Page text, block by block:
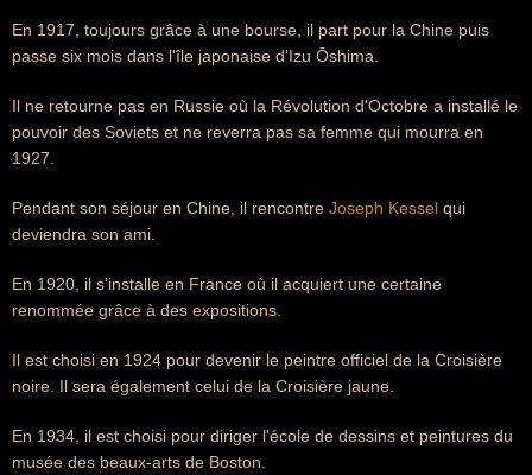
En 1917, toujours grâce à une bourse, il part pour la Chine puis
passe six mois dans l'île japonaise d'Izu Ōshima.
Il ne retourne pas en Russie où la Révolution d'Octobre a installé le
pouvoir des Soviets et ne reverra pas sa femme qui mourra en
1927.
Pendant son séjour en Chine, il rencontre Joseph Kessel qui
deviendra son ami.
En 1920, il s'installe en France où il acquiert une certaine
renommée grâce à des expositions.
Il est choisi en 1924 pour devenir le peintre officiel de la Croisière
noire. Il sera également celui de la Croisière jaune.
En 1934, il est choisi pour diriger l'école de dessins et peintures du
musée des beaux-arts de Boston.